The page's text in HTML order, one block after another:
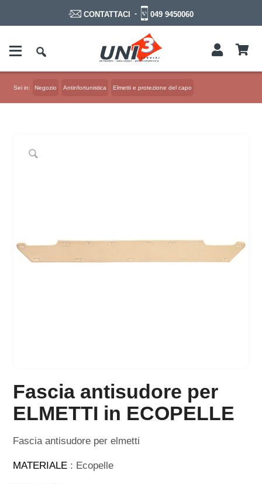
CONTATTACI - 049 9450060
Sei in: Negozio Antinfortunistica Elmetti e protezione del capo
Fascia antisudore per
ELMETTI in ECOPELLE
Fascia antisudore per elmetti
MATERIALE : Ecopelle